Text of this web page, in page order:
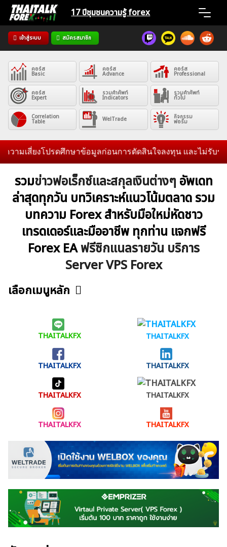
Skip
content
17 ปีชุมชนความรู้ forex
เข้าสู่ระบบ สมัครสมาชิก
Home
News
Articles
VPS Register
ค้นหา
สำหรับ:
คอร์ส
Basic
คอร์ส
Advance
คอร์ส
Professional
คอร์ส
Expert
รวมคำศัพท์
Indicators
รวมคำศัพท์
ทั่วไป
Correlation
Table WelTrade กิจกรรม
ฟอรั่ม
เสี่ยงโปรดศึกษาข้อมูลก่อนการตัดสินใจลงทุน และไม่รับระดมทุ
รวมข่าวฟอเร็กซ์และสกุลเงินต่างๆ อัพเดท
ล่าสุดทุกวัน บทวิเคราะห์แนวโน้มตลาด รวม
บทความ Forex สำหรับมือใหม่หัดชาว
เทรดเดอร์และมืออาชีพ ทุกท่าน แจกฟรี
Forex EAฟรีซิกแนลรายวัน บริการ
Server VPS Forex
เลือกเมนูหลัก
บทวิเคราะห์
เศรษฐกิจทั่วไป
พันธบัตร
สินค้าโภคภัณฑ์
โปรโมชั่น Forex
กองทุน Forex
THAITALKFX THAITALKFX
THAITALKFX THAITALKFX
THAITALKFX THAITALKFX
THAITALKFX THAITALKFX